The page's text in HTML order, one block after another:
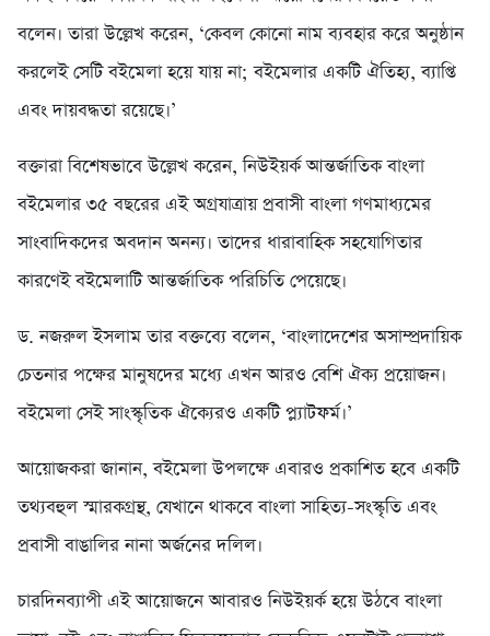
বলেন। তারা উল্লেখ করেন, ‘কেবল কোনো নাম ব্যবহার করে অনুষ্ঠান
করলেই সেটি বইমেলা হয়ে যায় না; বইমেলার একটি ঐতিহ্য, ব্যাপ্তি
এবং দায়বদ্ধতা রয়েছে।’
বক্তারা বিশেষভাবে উল্লেখ করেন, নিউইয়র্ক আন্তর্জাতিক বাংলা
বইমেলার ৩৫ বছরের এই অগ্রযাত্রায় প্রবাসী বাংলা গণমাধ্যমের
সাংবাদিকদের অবদান অনন্য। তাদের ধারাবাহিক সহযোগিতার
কারণেই বইমেলাটি আন্তর্জাতিক পরিচিতি পেয়েছে।
ড. নজরুল ইসলাম তার বক্তব্যে বলেন, ‘বাংলাদেশের অসাম্প্রদায়িক
চেতনার পক্ষের মানুষদের মধ্যে এখন আরও বেশি ঐক্য প্রয়োজন।
বইমেলা সেই সাংস্কৃতিক ঐক্যেরও একটি প্ল্যাটফর্ম।’
আয়োজকরা জানান, বইমেলা উপলক্ষে এবারও প্রকাশিত হবে একটি
তথ্যবহুল স্মারকগ্রন্থ, যেখানে থাকবে বাংলা সাহিত্য-সংস্কৃতি এবং
প্রবাসী বাঙালির নানা অর্জনের দলিল।
চারদিনব্যাপী এই আয়োজনে আবারও নিউইয়র্ক হয়ে উঠবে বাংলা